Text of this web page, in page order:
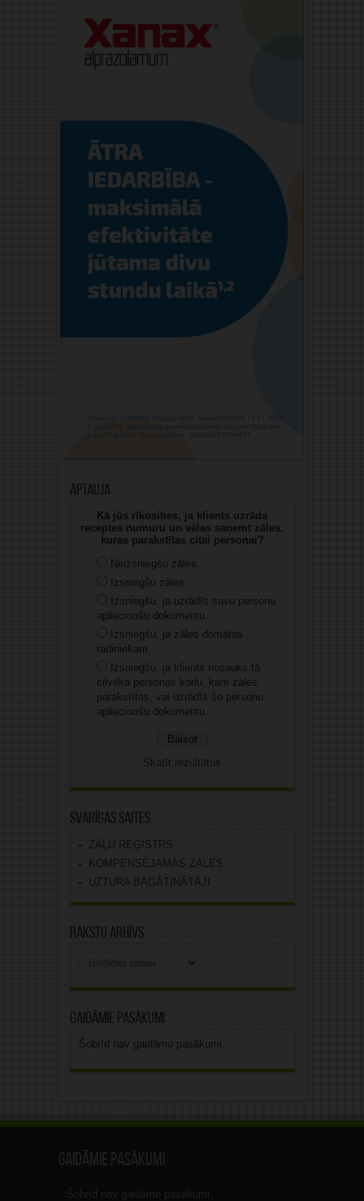
Aptauja
Kā jūs rīkosities, ja klients uzrāda
receptes numuru un vēlas saņemt zāles,
kuras parakstītas citai personai?
Neizsniegšu zāles.
Izsniegšu zāles.
Izsniegšu, ja uzrādīs savu personu
apliecinošu dokumentu.
Izsniegšu, ja zāles domātas
radiniekam.
Izsniegšu, ja klients nosauks tā
cilvēka personas kodu, kam zāles
parakstītas, vai uzrādīs šo personu
apliecinošu dokumentu.
Skatīt rezultātus
Svarīgas saites
ZĀĻU REĢISTRS
KOMPENSĒJAMĀS ZĀLES
UZTURA BAGĀTINĀTĀJI
Rakstu arhīvs
Gaidāmie pasākumi
Šobrīd nav gaidāmo pasākumi.
Gaidāmie pasākumi
Šobrīd nav gaidāmo pasākumi.